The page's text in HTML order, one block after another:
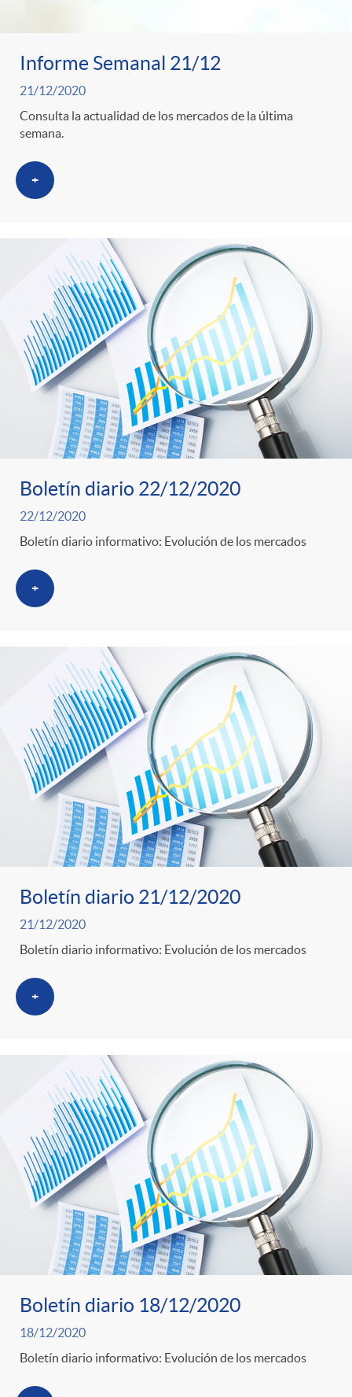
Informe Semanal 21/12
21/12/2020
Consulta la actualidad de los mercados de la última
semana.
+
Boletín diario 22/12/2020
22/12/2020
Boletín diario informativo: Evolución de los mercados
+
Boletín diario 21/12/2020
21/12/2020
Boletín diario informativo: Evolución de los mercados
+
Boletín diario 18/12/2020
18/12/2020
Boletín diario informativo: Evolución de los mercados